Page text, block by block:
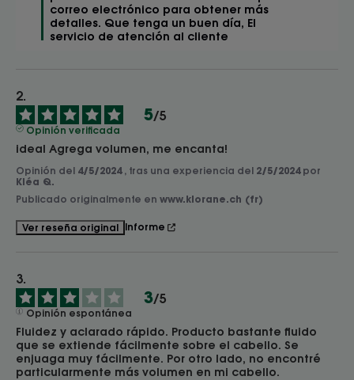
correo electrónico para obtener más
detalles. Que tenga un buen día, El
servicio de atención al cliente
5/5
Opinión verificada
ideal Agrega volumen, me encanta!
Opinión del 4/5/2024 , tras una experiencia del 2/5/2024 por
Kléa Q.
Publicado originalmente en www.klorane.ch (fr)
Ver reseña original Informe
3/5
Opinión espontánea
Fluidez y aclarado rápido. Producto bastante fluido
que se extiende fácilmente sobre el cabello. Se
enjuaga muy fácilmente. Por otro lado, no encontré
particularmente más volumen en mi cabello.